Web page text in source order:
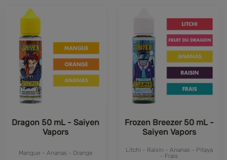
Dragon 50 mL - Saiyen
Vapors
Mangue - Ananas - Orange
Frozen Breezer 50 mL -
Saiyen Vapors
Litchi - Raisin - Ananas - Pitaya
- Frais